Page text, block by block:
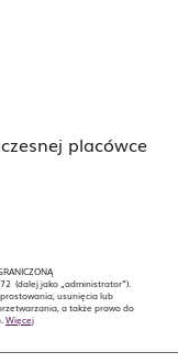
placówce
72 (dalej jako „administrator”).
usunięcia lub
a także prawo do
Więcej